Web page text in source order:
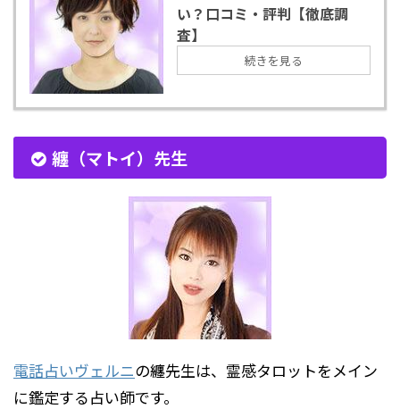
い？口コミ・評判【徹底調
査】
続きを見る
纏（マトイ）先生
電話占いヴェルニの纏先生は、霊感タロットをメイン
に鑑定する占い師です。